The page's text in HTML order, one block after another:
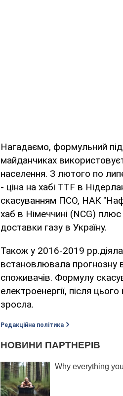
Нагадаємо, формульний
майданчиках
населення. З лютого по
- ціна на хабі ТТF в
скасуванням ПСО, НАК
хаб в Німеччині (NCG)
доставки газу в Україну.
Також у 2016-2019
встановлювала прогнозну
споживачів. Формулу
електроенергії, після
зросла.
Редакційна політика